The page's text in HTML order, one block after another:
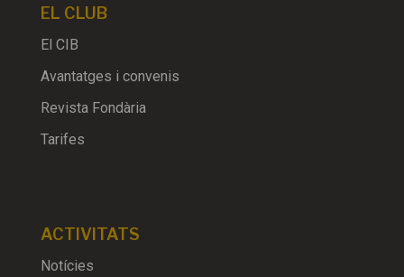
EL CLUB
El CIB
Avantatges i convenis
Revista Fondària
Tarifes
ACTIVITATS
Notícies